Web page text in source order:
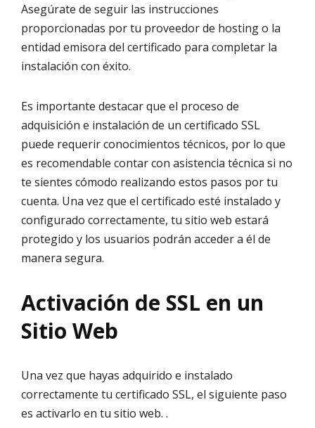
Asegúrate de seguir las instrucciones
proporcionadas por tu proveedor de hosting o la
entidad emisora del certificado para completar la
instalación con éxito.
Es importante destacar que el proceso de
adquisición e instalación de un certificado SSL
puede requerir conocimientos técnicos, por lo que
es recomendable contar con asistencia técnica si no
te sientes cómodo realizando estos pasos por tu
cuenta. Una vez que el certificado esté instalado y
configurado correctamente, tu sitio web estará
protegido y los usuarios podrán acceder a él de
manera segura.
Activación de SSL en un
Sitio Web
Una vez que hayas adquirido e instalado
correctamente tu certificado SSL, el siguiente paso
es activarlo en tu sitio web. .